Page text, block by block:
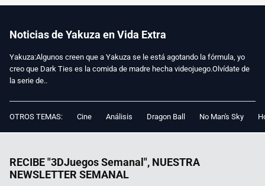
Noticias de Yakuza en Vida Extra
Yakuza:Algunos creen que a Yakuza se le está agotando la fórmula, yo
creo que Dark Ties es la comida de madre hecha videojuego.Olvídate de
la serie de..
OTROS TEMAS: Cine Análisis Dragon Ball No Man's Sky
RECIBE "3DJuegos Semanal", NUESTRA
NEWSLETTER SEMANAL